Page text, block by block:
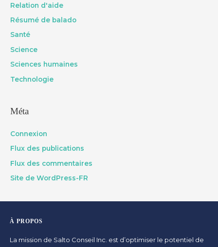
Relation d'aide
Résumé de balado
Santé
Science
Sciences humaines
Technologie
Méta
Connexion
Flux des publications
Flux des commentaires
Site de WordPress-FR
À PROPOS
La mission de Salto Conseil Inc. est d’optimiser le potentiel de